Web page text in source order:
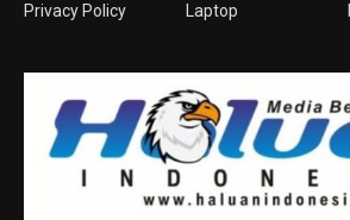
Privacy Policy
Laptop